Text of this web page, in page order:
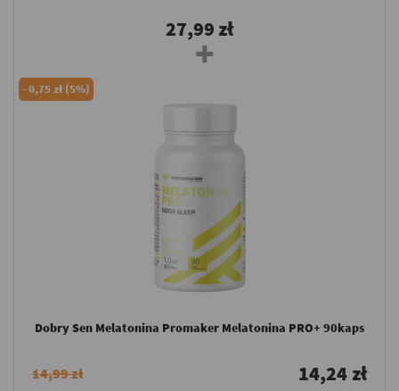
27,99 zł
-0,75 zł (5%)
Dobry Sen Melatonina Promaker Melatonina PRO+ 90kaps
14,99 zł 14,24 zł